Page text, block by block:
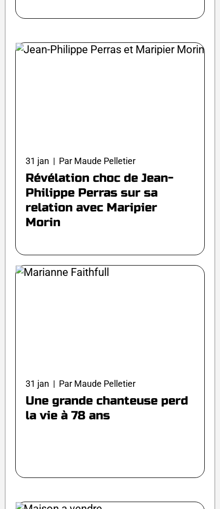
31 jan | Par Maude Pelletier
Révélation choc de Jean-
Philippe Perras sur sa
relation avec Maripier
Morin
31 jan | Par Maude Pelletier
Une grande chanteuse perd
la vie à 78 ans